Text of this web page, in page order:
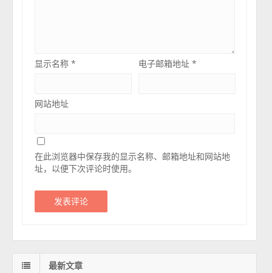
显示名称* 电子邮箱地址*
网站地址
在此浏览器中保存我的显示名称、邮箱地址和网站地
址，以便下次评论时使用。
最新文章